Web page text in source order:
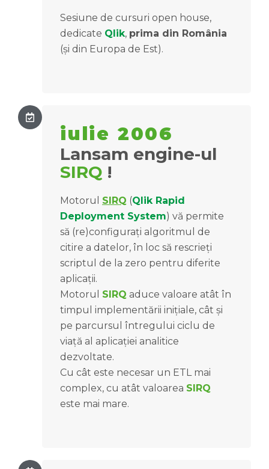
Sesiune de cursuri open house,
dedicate Qlik, prima din România
(și din Europa de Est).
iulie 2006
Lansam engine-ul
SIRQ !
Motorul SIRQ (Qlik Rapid
Deployment System) vă permite
să (re)configurați algoritmul de
citire a datelor, în loc să rescrieți
scriptul de la zero pentru diferite
aplicații.
Motorul SIRQ aduce valoare atât în
timpul implementării inițiale, cât și
pe parcursul întregului ciclu de
viață al aplicației analitice
dezvoltate.
Cu cât este necesar un ETL mai
complex, cu atât valoarea SIRQ
este mai mare.